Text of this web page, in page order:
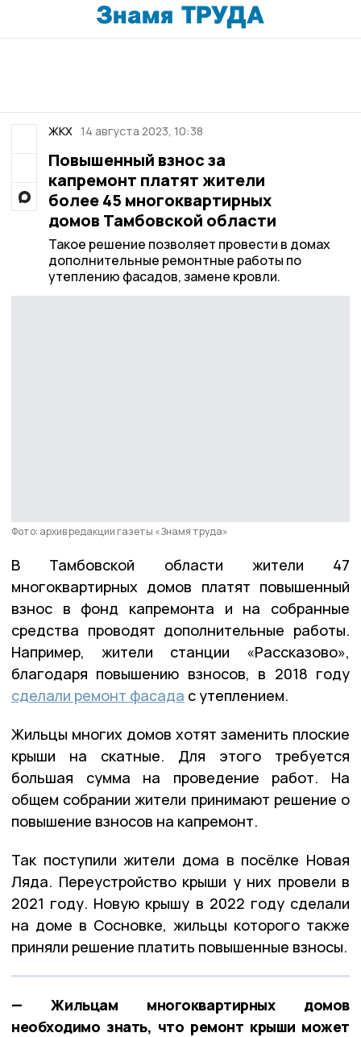
ЖКХ 14 августа 2023, 10:38
Повышенный взнос за
капремонт платят жители
более 45 многоквартирных
домов Тамбовской области
Такое решение позволяет провести в домах
дополнительные ремонтные работы по
утеплению фасадов, замене кровли.
Фото: архив редакции газеты «Знамя труда»
В Тамбовской области жители 47
многоквартирных домов платят повышенный
взнос в фонд капремонта и на собранные
средства проводят дополнительные работы.
Например, жители станции «Рассказово»,
благодаря повышению взносов, в 2018 году
сделали ремонт фасада с утеплением.
Жильцы многих домов хотят заменить плоские
крыши на скатные. Для этого требуется
большая сумма на проведение работ. На
общем собрании жители принимают решение о
повышение взносов на капремонт.
Так поступили жители дома в посёлке Новая
Ляда. Переустройство крыши у них провели в
2021 году. Новую крышу в 2022 году сделали
на доме в Сосновке, жильцы которого также
приняли решение платить повышенные взносы.
— Жильцам многоквартирных домов
необходимо знать, что ремонт крыши может